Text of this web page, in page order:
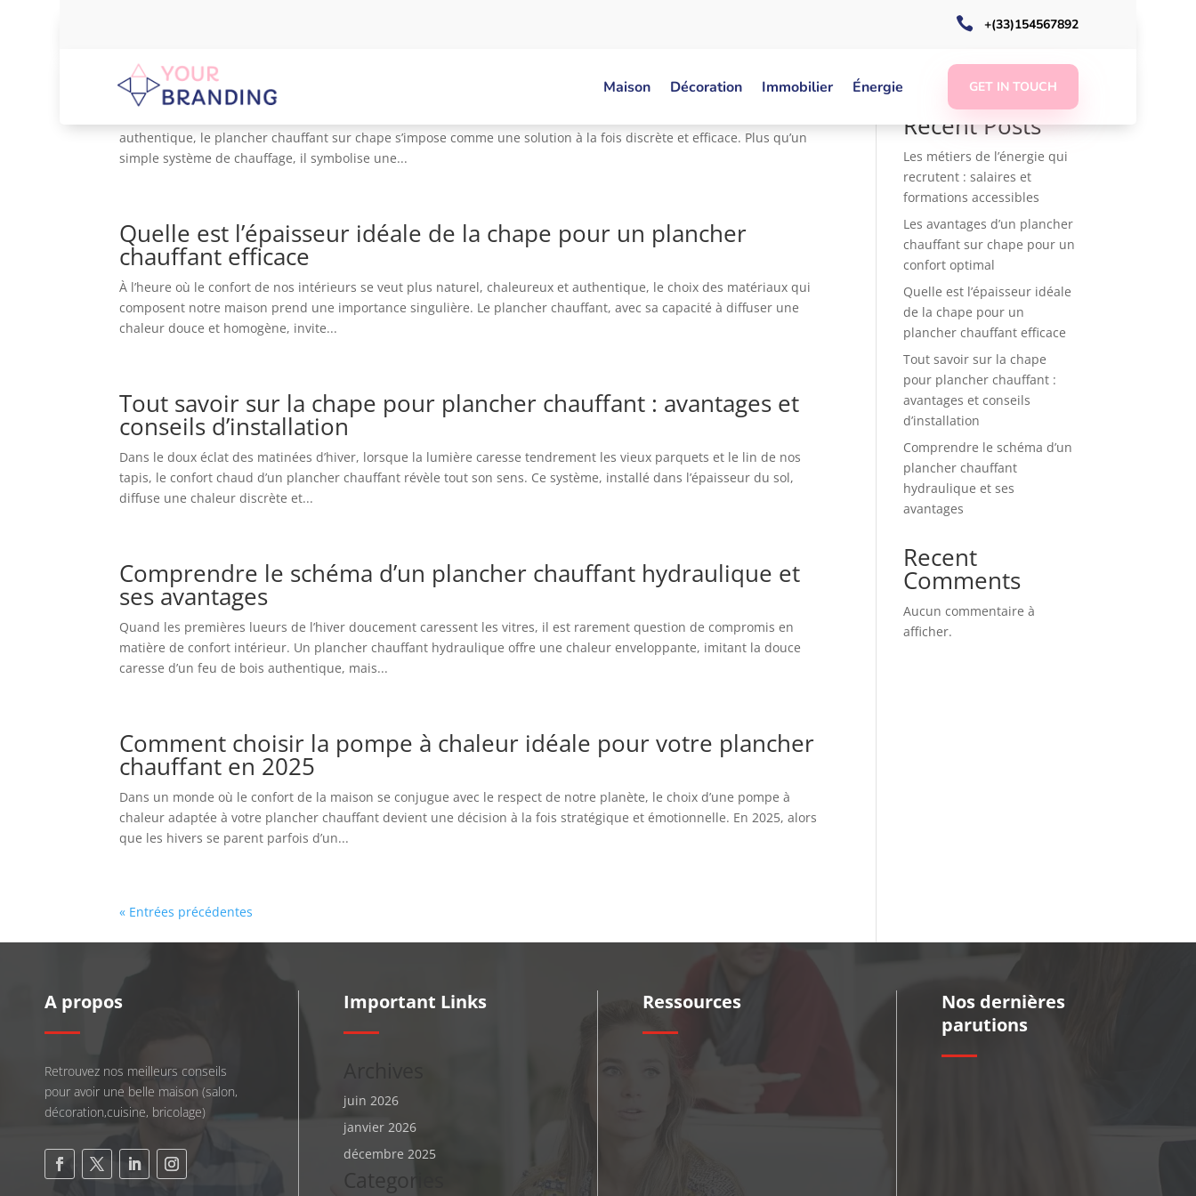
 +(33)154567892
Maison Décoration Immobilier Énergie GET IN TOUCH
Les avantages d’un plancher chauffant sur chape pour un confort
optimal
authentique, le plancher chauffant sur chape s’impose comme une solution à la fois discrète et efficace. Plus qu’un
simple système de chauffage, il symbolise une...
Quelle est l’épaisseur idéale de la chape pour un plancher
chauffant efficace
À l’heure où le confort de nos intérieurs se veut plus naturel, chaleureux et authentique, le choix des matériaux qui
composent notre maison prend une importance singulière. Le plancher chauffant, avec sa capacité à diffuser une
chaleur douce et homogène, invite...
Tout savoir sur la chape pour plancher chauffant : avantages et
conseils d’installation
Dans le doux éclat des matinées d’hiver, lorsque la lumière caresse tendrement les vieux parquets et le lin de nos
tapis, le confort chaud d’un plancher chauffant révèle tout son sens. Ce système, installé dans l’épaisseur du sol,
diffuse une chaleur discrète et...
Comprendre le schéma d’un plancher chauffant hydraulique et
ses avantages
Quand les premières lueurs de l’hiver doucement caressent les vitres, il est rarement question de compromis en
matière de confort intérieur. Un plancher chauffant hydraulique offre une chaleur enveloppante, imitant la douce
caresse d’un feu de bois authentique, mais...
Comment choisir la pompe à chaleur idéale pour votre plancher
chauffant en 2025
Dans un monde où le confort de la maison se conjugue avec le respect de notre planète, le choix d’une pompe à
chaleur adaptée à votre plancher chauffant devient une décision à la fois stratégique et émotionnelle. En 2025, alors
que les hivers se parent parfois d’un...
« Entrées précédentes
Rechercher
Recent Posts
Les métiers de l’énergie qui
recrutent : salaires et
formations accessibles
Les avantages d’un plancher
chauffant sur chape pour un
confort optimal
Quelle est l’épaisseur idéale
de la chape pour un
plancher chauffant efficace
Tout savoir sur la chape
pour plancher chauffant :
avantages et conseils
d’installation
Comprendre le schéma d’un
plancher chauffant
hydraulique et ses
avantages
Recent
Comments
Aucun commentaire à
afficher.
A propos
Retrouvez nos meilleurs conseils
pour avoir une belle maison (salon,
décoration,cuisine, bricolage)
Important Links
juin 2026
janvier 2026
décembre 2025
Categories
Ressources
Nos dernières
parutions